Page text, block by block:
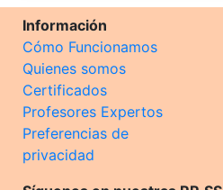
Información
Cómo Funcionamos
Quienes somos
Certificados
Profesores Expertos
Preferencias de
privacidad